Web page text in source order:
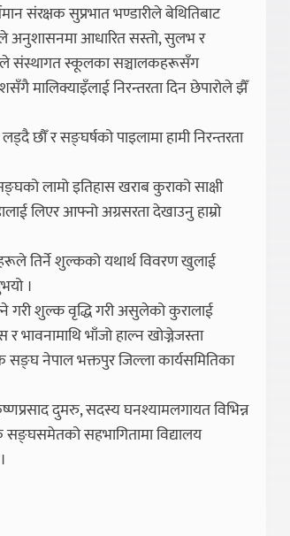
संरक्षक सुप्रभात भण्डारीले बेथितिबाट
अनुशासनमा आधारित सस्तो, सुलभ र
संस्थागत स्कूलका सञ्चालकहरूसँग
मालिक्याइँलाई निरन्तरता दिन छेपारोले झैँ
छौँ र सङ्घर्षको पाइलामा हामी निरन्तरता
लामो इतिहास खराब कुराको साक्षी
लिएर आफ्नो अग्रसरता देखाउनु हाम्रो
तिर्ने शुल्कको यथार्थ विवरण खुलाई
।
गरी शुल्क वृद्धि गरी असुलेको कुरालाई
भावनामाथि भाँजो हाल्न खोज्नेजस्ता
सङ्घ नेपाल भक्तपुर जिल्ला कार्यसमितिका
दुमरु, सदस्य घनश्यामलगायत विभिन्न
सहभागितामा विद्यालय